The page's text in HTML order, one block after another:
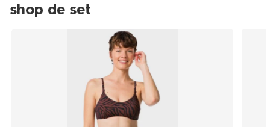
shop de set